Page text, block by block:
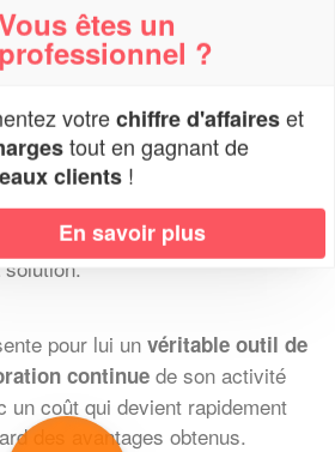
vivement les professionnels
pas. Son message est clair :
ne doit pas être un frein car
rapidement face aux bénéfices
faut pas avoir peur, je pense
pas à condition d’être
pour lui un véritable outil de
continue de son activité
un coût qui devient rapidement
des avantages obtenus.
êtes un
professionnel ?
votrechiffre d'affaireset
tout en gagnant de
clients !
En savoir plus